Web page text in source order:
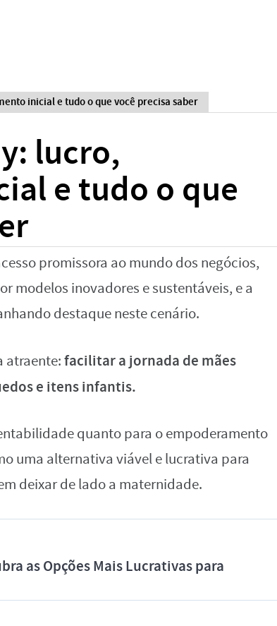
inicial e tudo o que você precisa saber
lucro,
e tudo o que
promissora ao mundo dos negócios,
modelos inovadores e sustentáveis, e a
destaque neste cenário.
atraente:facilitar a jornada de mães
e itens infantis.
quanto para o empoderamento
uma alternativa viável e lucrativa para
deixar de lado a maternidade.
as Opções Mais Lucrativas para